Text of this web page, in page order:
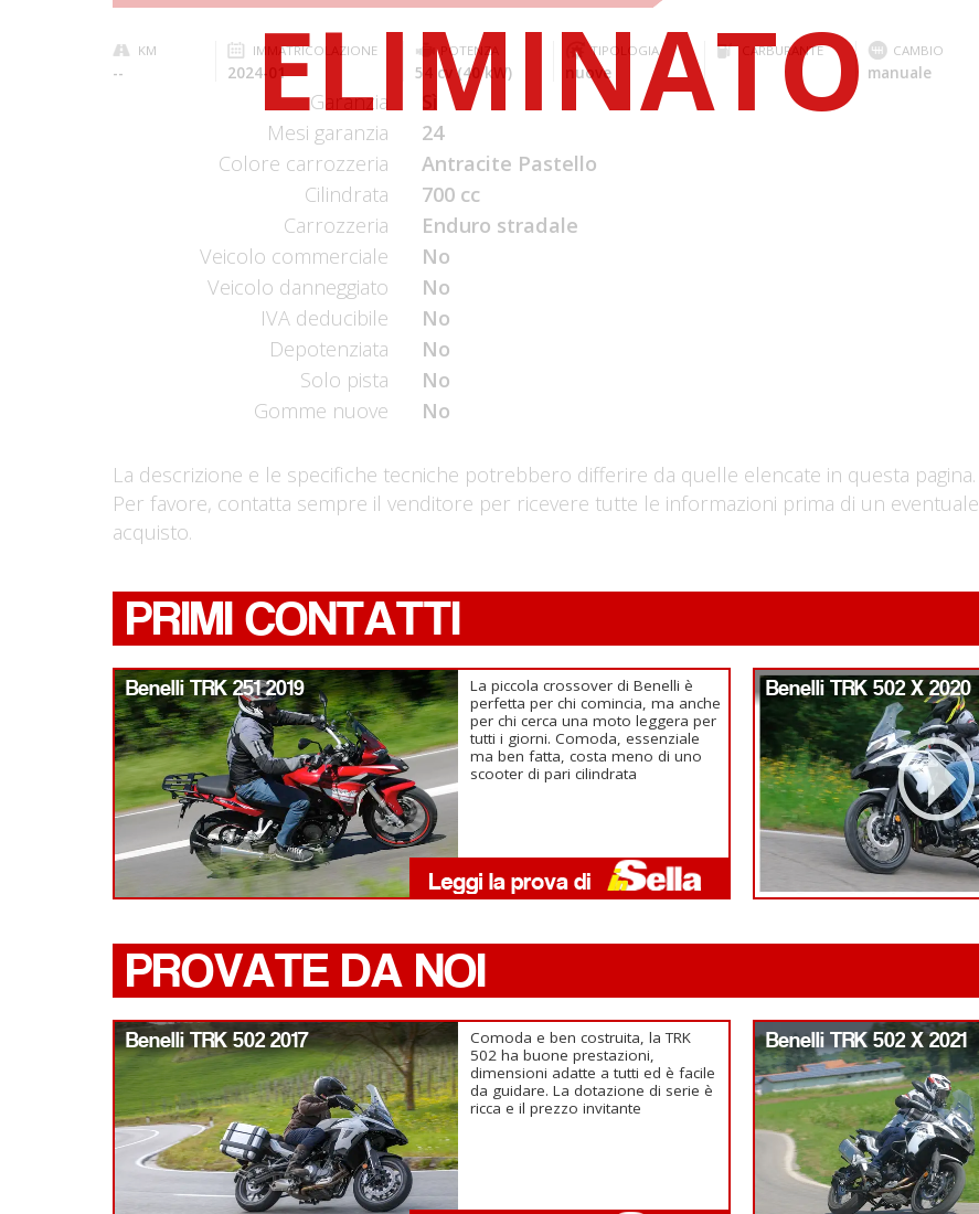
KM
--
IMMATRICOLAZIONE
2024-01
POTENZA
54 cv (40 kW)
TIPOLOGIA
nuove
CARBURANTE CAMBIO
manuale
Garanzia
Mesi garanzia
24
Colore carrozzeria
Antracite Pastello
Cilindrata
700 cc
Carrozzeria
Enduro stradale
Veicolo commerciale
No
Veicolo danneggiato
No
IVA deducibile
No
Depotenziata
No
Solo pista
No
Gomme nuove
No
La descrizione e le specifiche tecniche potrebbero differire da quelle elencate in questa pagina.
Per favore, contatta sempre il venditore per ricevere tutte le informazioni prima di un eventuale
acquisto.
PRIMI CONTATTI
Benelli TRK 251 2019
La piccola crossover di Benelli è
perfetta per chi comincia, ma anche
per chi cerca una moto leggera per
tutti i giorni. Comoda, essenziale
ma ben fatta, costa meno di uno
scooter di pari cilindrata
Benelli TRK 502 X 2020
PROVATE DA NOI
Benelli TRK 502 2017
Comoda e ben costruita, la TRK
502 ha buone prestazioni,
dimensioni adatte a tutti ed è facile
da guidare. La dotazione di serie è
ricca e il prezzo invitante
Benelli TRK 502 X 2021